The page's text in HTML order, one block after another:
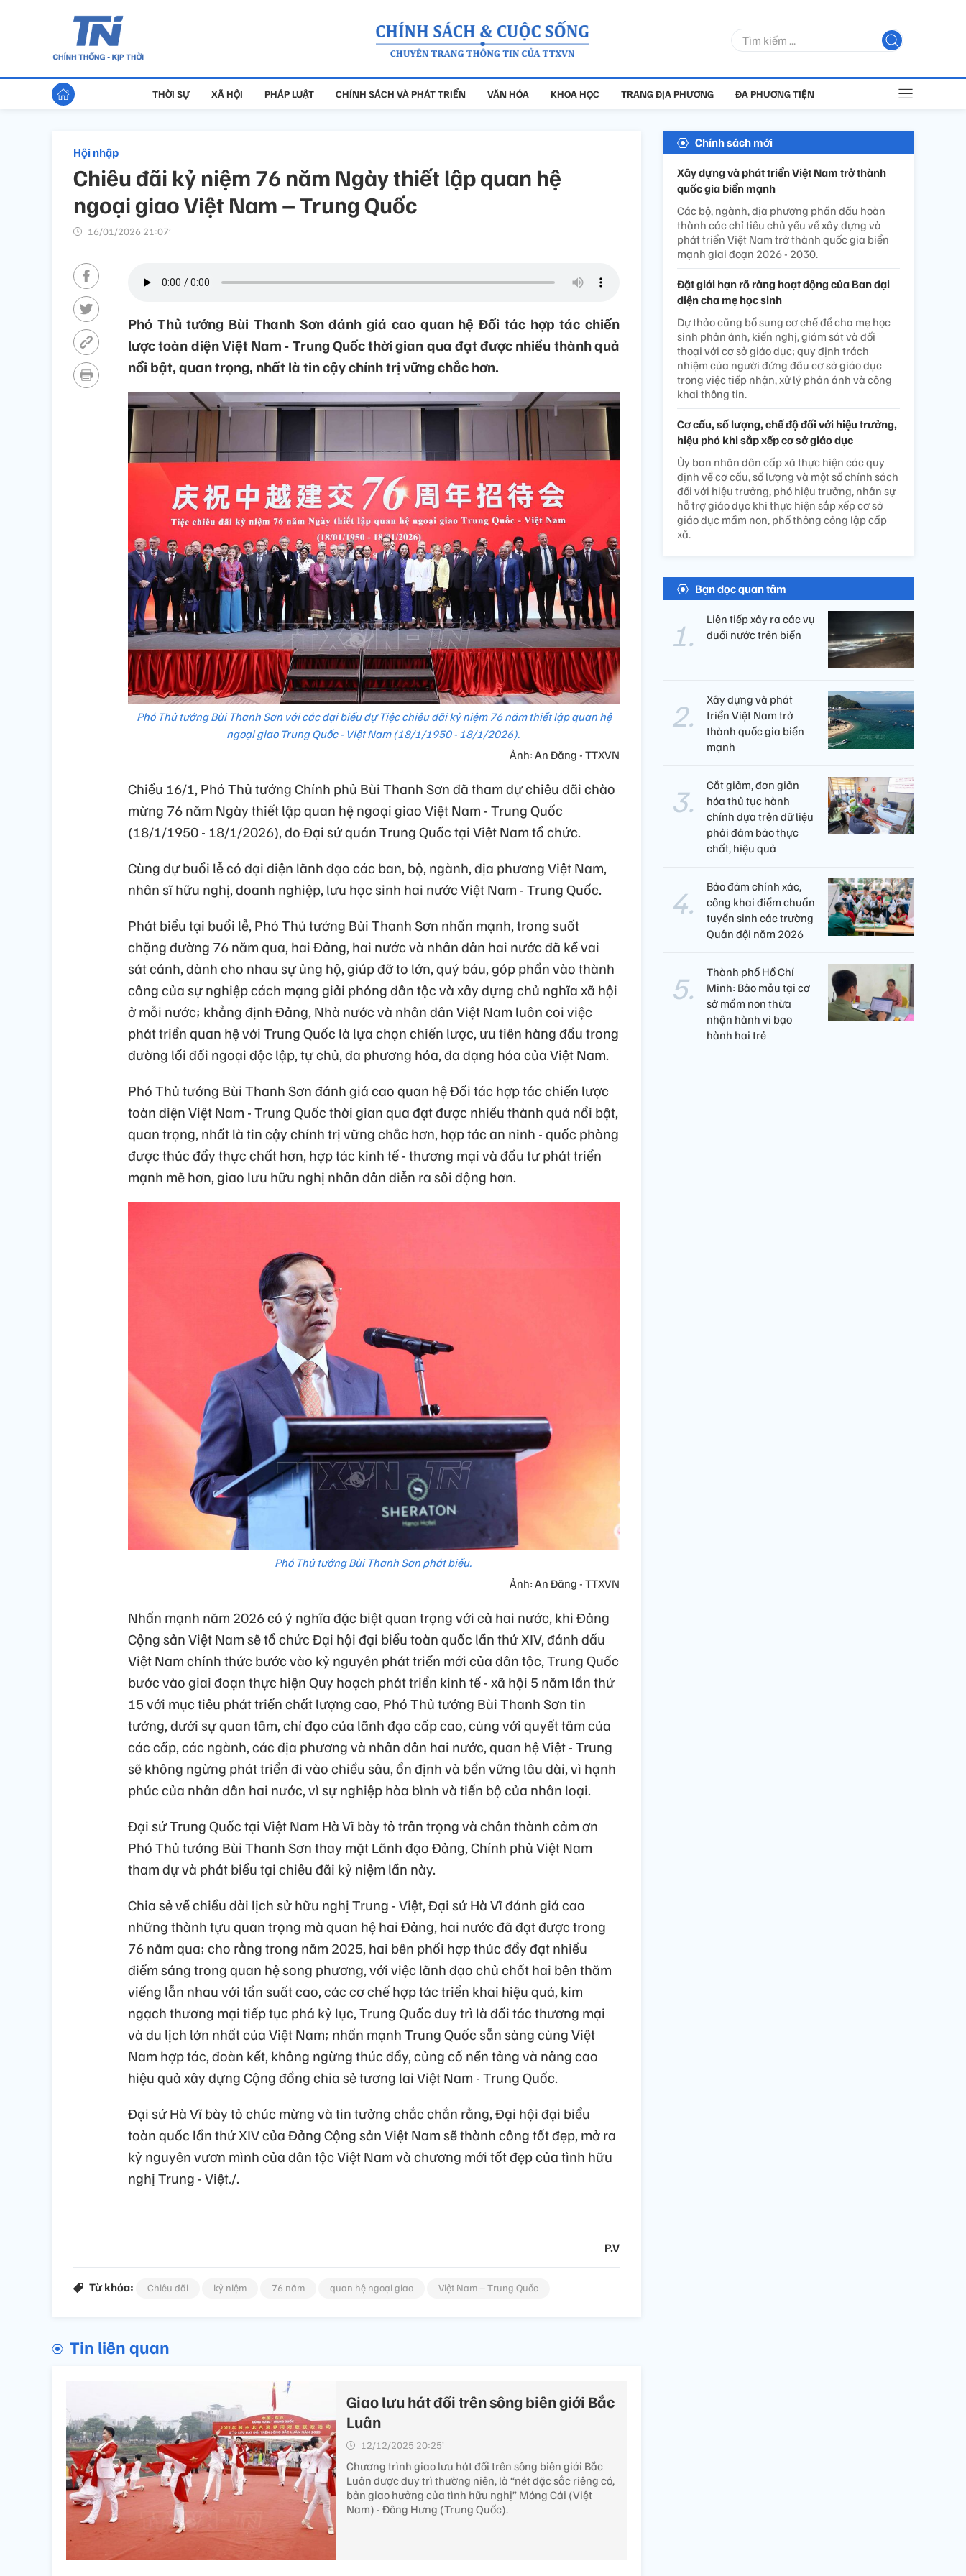
THỜI SỰ XÃ HỘI PHÁP LUẬT CHÍNH SÁCH VÀ PHÁT TRIỂN VĂN HÓA KHOA HỌC TRANG ĐỊA PHƯƠNG ĐA PHƯƠNG TIỆN
Hội nhập
Chiêu đãi kỷ niệm 76 năm Ngày thiết lập quan hệ
ngoại giao Việt Nam – Trung Quốc
16/01/2026 21:07’
Phó Thủ tướng Bùi Thanh Sơn đánh giá cao quan hệ Đối tác hợp tác chiến
lược toàn diện Việt Nam - Trung Quốc thời gian qua đạt được nhiều thành quả
nổi bật, quan trọng, nhất là tin cậy chính trị vững chắc hơn.
Phó Thủ tướng Bùi Thanh Sơn với các đại biểu dự Tiệc chiêu đãi kỷ niệm 76 năm thiết lập quan hệ
ngoại giao Trung Quốc - Việt Nam (18/1/1950 - 18/1/2026).
Ảnh: An Đăng - TTXVN
Chiều 16/1, Phó Thủ tướng Chính phủ Bùi Thanh Sơn đã tham dự chiêu đãi chào
mừng 76 năm Ngày thiết lập quan hệ ngoại giao Việt Nam - Trung Quốc
(18/1/1950 - 18/1/2026), do Đại sứ quán Trung Quốc tại Việt Nam tổ chức.
Cùng dự buổi lễ có đại diện lãnh đạo các ban, bộ, ngành, địa phương Việt Nam,
nhân sĩ hữu nghị, doanh nghiệp, lưu học sinh hai nước Việt Nam - Trung Quốc.
Phát biểu tại buổi lễ, Phó Thủ tướng Bùi Thanh Sơn nhấn mạnh, trong suốt
chặng đường 76 năm qua, hai Đảng, hai nước và nhân dân hai nước đã kề vai
sát cánh, dành cho nhau sự ủng hộ, giúp đỡ to lớn, quý báu, góp phần vào thành
công của sự nghiệp cách mạng giải phóng dân tộc và xây dựng chủ nghĩa xã hội
ở mỗi nước; khẳng định Đảng, Nhà nước và nhân dân Việt Nam luôn coi việc
phát triển quan hệ với Trung Quốc là lựa chọn chiến lược, ưu tiên hàng đầu trong
đường lối đối ngoại độc lập, tự chủ, đa phương hóa, đa dạng hóa của Việt Nam.
Phó Thủ tướng Bùi Thanh Sơn đánh giá cao quan hệ Đối tác hợp tác chiến lược
toàn diện Việt Nam - Trung Quốc thời gian qua đạt được nhiều thành quả nổi bật,
quan trọng, nhất là tin cậy chính trị vững chắc hơn, hợp tác an ninh - quốc phòng
được thúc đẩy thực chất hơn, hợp tác kinh tế - thương mại và đầu tư phát triển
mạnh mẽ hơn, giao lưu hữu nghị nhân dân diễn ra sôi động hơn.
Phó Thủ tướng Bùi Thanh Sơn phát biểu.
Ảnh: An Đăng - TTXVN
Nhấn mạnh năm 2026 có ý nghĩa đặc biệt quan trọng với cả hai nước, khi Đảng
Cộng sản Việt Nam sẽ tổ chức Đại hội đại biểu toàn quốc lần thứ XIV, đánh dấu
Việt Nam chính thức bước vào kỷ nguyên phát triển mới của dân tộc, Trung Quốc
bước vào giai đoạn thực hiện Quy hoạch phát triển kinh tế - xã hội 5 năm lần thứ
15 với mục tiêu phát triển chất lượng cao, Phó Thủ tướng Bùi Thanh Sơn tin
tưởng, dưới sự quan tâm, chỉ đạo của lãnh đạo cấp cao, cùng với quyết tâm của
các cấp, các ngành, các địa phương và nhân dân hai nước, quan hệ Việt - Trung
sẽ không ngừng phát triển đi vào chiều sâu, ổn định và bền vững lâu dài, vì hạnh
phúc của nhân dân hai nước, vì sự nghiệp hòa bình và tiến bộ của nhân loại.
Đại sứ Trung Quốc tại Việt Nam Hà Vĩ bày tỏ trân trọng và chân thành cảm ơn
Phó Thủ tướng Bùi Thanh Sơn thay mặt Lãnh đạo Đảng, Chính phủ Việt Nam
tham dự và phát biểu tại chiêu đãi kỷ niệm lần này.
Chia sẻ về chiều dài lịch sử hữu nghị Trung - Việt, Đại sứ Hà Vĩ đánh giá cao
những thành tựu quan trọng mà quan hệ hai Đảng, hai nước đã đạt được trong
76 năm qua; cho rằng trong năm 2025, hai bên phối hợp thúc đẩy đạt nhiều
điểm sáng trong quan hệ song phương, với việc lãnh đạo chủ chốt hai bên thăm
viếng lẫn nhau với tần suất cao, các cơ chế hợp tác triển khai hiệu quả, kim
ngạch thương mại tiếp tục phá kỷ lục, Trung Quốc duy trì là đối tác thương mại
và du lịch lớn nhất của Việt Nam; nhấn mạnh Trung Quốc sẵn sàng cùng Việt
Nam hợp tác, đoàn kết, không ngừng thúc đẩy, củng cố nền tảng và nâng cao
hiệu quả xây dựng Cộng đồng chia sẻ tương lai Việt Nam - Trung Quốc.
Đại sứ Hà Vĩ bày tỏ chúc mừng và tin tưởng chắc chắn rằng, Đại hội đại biểu
toàn quốc lần thứ XIV của Đảng Cộng sản Việt Nam sẽ thành công tốt đẹp, mở ra
kỷ nguyên vươn mình của dân tộc Việt Nam và chương mới tốt đẹp của tình hữu
nghị Trung - Việt./.
P.V
Từ khóa: Chiêu đãi kỷ niệm 76 năm quan hệ ngoại giao Việt Nam – Trung Quốc
Tin liên quan
Giao lưu hát đối trên sông biên giới Bắc
Luân
12/12/2025 20:25’
Chương trình giao lưu hát đối trên sông biên giới Bắc
Luân được duy trì thường niên, là “nét đặc sắc riêng có,
bản giao hưởng của tình hữu nghị” Móng Cái (Việt
Nam) - Đông Hưng (Trung Quốc).
Chính sách mới
Xây dựng và phát triển Việt Nam trở thành
quốc gia biển mạnh
Các bộ, ngành, địa phương phấn đấu hoàn
thành các chỉ tiêu chủ yếu về xây dựng và
phát triển Việt Nam trở thành quốc gia biển
mạnh giai đoạn 2026 - 2030.
Đặt giới hạn rõ ràng hoạt động của Ban đại
diện cha mẹ học sinh
Dự thảo cũng bổ sung cơ chế để cha mẹ học
sinh phản ánh, kiến nghị, giám sát và đối
thoại với cơ sở giáo dục; quy định trách
nhiệm của người đứng đầu cơ sở giáo dục
trong việc tiếp nhận, xử lý phản ánh và công
khai thông tin.
Cơ cấu, số lượng, chế độ đối với hiệu trưởng,
hiệu phó khi sắp xếp cơ sở giáo dục
Ủy ban nhân dân cấp xã thực hiện các quy
định về cơ cấu, số lượng và một số chính sách
đối với hiệu trưởng, phó hiệu trưởng, nhân sự
hỗ trợ giáo dục khi thực hiện sắp xếp cơ sở
giáo dục mầm non, phổ thông công lập cấp
xã.
Bạn đọc quan tâm
Liên tiếp xảy ra các vụ
đuối nước trên biển
Xây dựng và phát
triển Việt Nam trở
thành quốc gia biển
mạnh
Cắt giảm, đơn giản
hóa thủ tục hành
chính dựa trên dữ liệu
phải đảm bảo thực
chất, hiệu quả
Bảo đảm chính xác,
công khai điểm chuẩn
tuyển sinh các trường
Quân đội năm 2026
Thành phố Hồ Chí
Minh: Bảo mẫu tại cơ
sở mầm non thừa
nhận hành vi bạo
hành hai trẻ